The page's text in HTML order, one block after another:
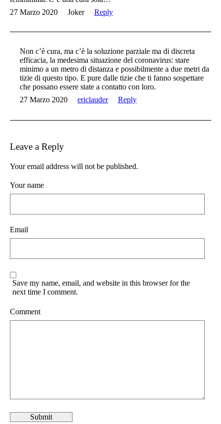
27 Marzo 2020
Joker Reply
Non c’è cura, ma c’è la soluzione parziale ma di discreta
efficacia, la medesima situazione del coronavirus: stare
minimo a un metro di distanza e possibilmente a due metri da
tizie di questo tipo. E pure dalle tizie che ti fanno sospettare
che possano essere state a contatto con loro.
27 Marzo 2020
ericlauder Reply
Leave a Reply
Your email address will not be published.
Your name
Email
Save my name, email, and website in this browser for the
next time I comment.
Comment